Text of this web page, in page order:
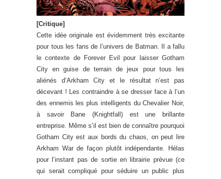
[Critique]
Cette idée originale est évidemment très excitante
pour tous les fans de l’univers de Batman. Il a fallu
le contexte de Forever Evil pour laisser Gotham
City en guise de terrain de jeux pour tous les
aliénés d’Arkham City et le résultat n’est pas
décevant ! Les contraindre à se dresser face à l’un
des ennemis les plus intelligents du Chevalier Noir,
à savoir Bane (Knightfall) est une brillante
entreprise. Même s’il est bien de connaître pourquoi
Gotham City est aux bords du chaos, on peut lire
Arkham War de façon plutôt indépendante. Hélas
pour l’instant pas de sortie en librairie prévue (ce
qui serait compliqué pour séduire un public plus